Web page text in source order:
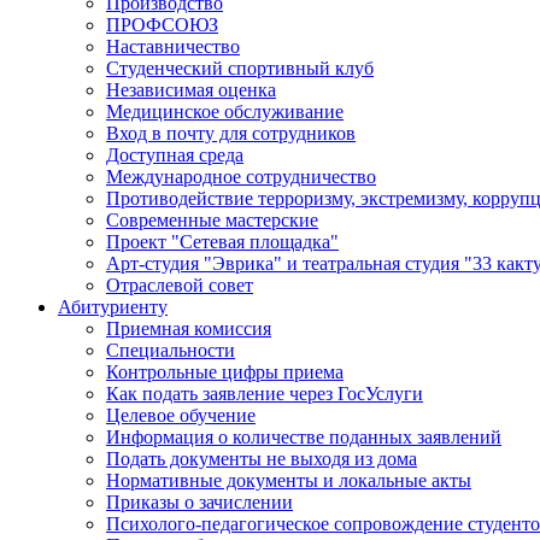
ПРОФСОЮЗ
Наставничество
Студенческий спортивный клуб
Независимая оценка
Медицинское обслуживание
Вход в почту для сотрудников
Доступная среда
Международное сотрудничество
Противодействие терроризму, экстремизму,
Современные мастерские
Проект "Сетевая площадка"
Арт-студия "Эврика" и театральная студия "33
Отраслевой совет
Абитуриенту
Приемная комиссия
Специальности
Контрольные цифры приема
Как подать заявление через ГосУслуги
Целевое обучение
Информация о количестве поданных заявлений
Подать документы не выходя из дома
Нормативные документы и локальные акты
Приказы о зачислении
Психолого-педагогическое сопровождение